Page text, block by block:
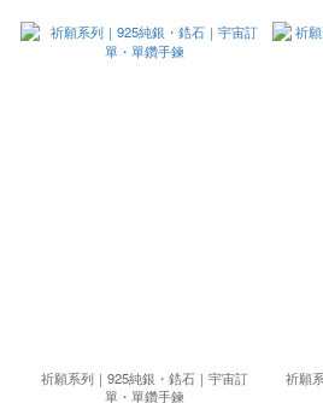
祈願系列｜925純銀・鋯石｜宇宙訂
單・單鑽手鍊
祈願